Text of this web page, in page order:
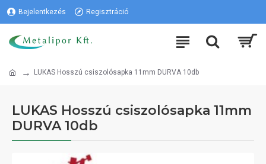
Bejelentkezés Regisztráció
LUKAS Hosszú csiszolósapka 11mm DURVA 10db
LUKAS Hosszú csiszolósapka 11mm
DURVA 10db